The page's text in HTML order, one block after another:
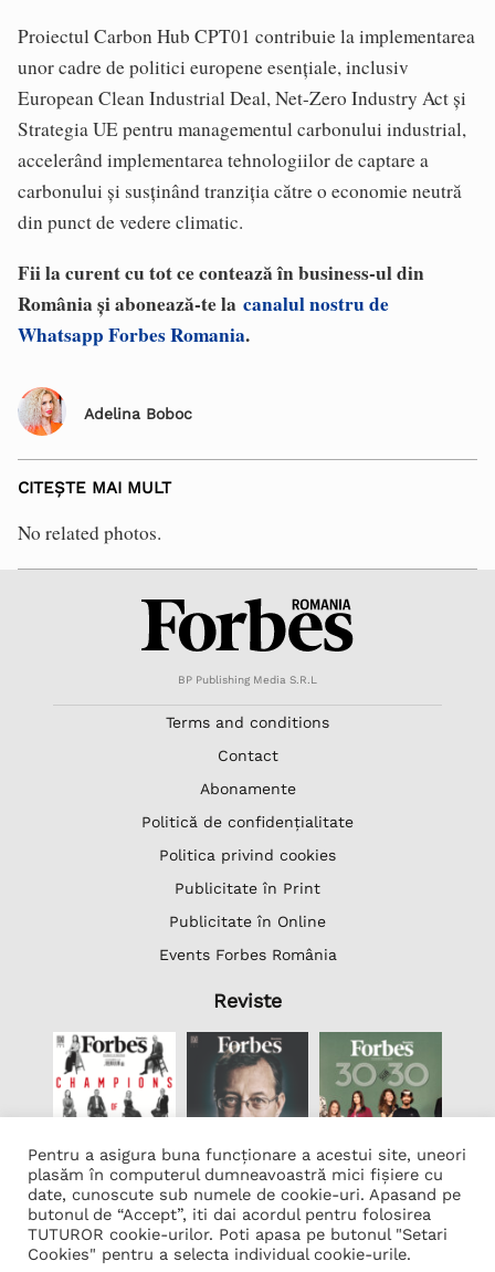
Proiectul Carbon Hub CPT01 contribuie la implementarea
unor cadre de politici europene esențiale, inclusiv
European Clean Industrial Deal, Net-Zero Industry Act și
Strategia UE pentru managementul carbonului industrial,
accelerând implementarea tehnologiilor de captare a
carbonului și susținând tranziția către o economie neutră
din punct de vedere climatic.
Fii la curent cu tot ce contează în business-ul din
România și abonează-te la canalul nostru de
Whatsapp Forbes Romania.
Adelina Boboc
CITEȘTE MAI MULT
No related photos.
BP Publishing Media S.R.L
Terms and conditions
Contact
Abonamente
Politică de confidențialitate
Politica privind cookies
Publicitate în Print
Publicitate în Online
Events Forbes România
Reviste
Lista Firme
Transcription Software Vatis Tech
Pentru a asigura buna funcționare a acestui site, uneori
plasăm în computerul dumneavoastră mici fișiere cu
date, cunoscute sub numele de cookie-uri. Apasand pe
butonul de “Accept”, iti dai acordul pentru folosirea
TUTUROR cookie-urilor. Poti apasa pe butonul "Setari
Cookies" pentru a selecta individual cookie-urile.